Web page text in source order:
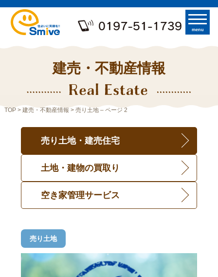
menu
建売・不動産情報
TOP> 建売・不動産情報 > 売り土地 – ページ 2
売り土地・建売住宅
土地・建物の買取り
空き家管理サービス
売り土地